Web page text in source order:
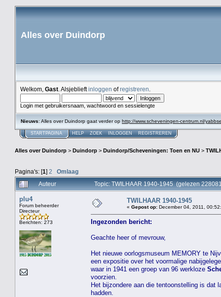
Alles over Duindorp
Welkom, Gast . Alsjeblieftinloggen ofregistreren
Login met gebruikersnaam, wachtwoord en sessielengte
Nieuws: Alles over Duindorp gaat verder op http://www.scheveningen-centrum.nl/
STARTPAGINA HELP ZOEK INLOGGEN REGISTREREN
Alles over Duindorp > Duindorp > Duindorp/Scheveningen: Toen en NU >
Pagina's: [1] 2
Omlaag
Auteur
Topic: TWILHAAR 1940-1945 (gelezen
plu4
Forum beheerder
Directeur
Berichten: 273
TWILHAAR 1940-1945
« Gepost op: December 04, 2011,
Ingezonden bericht:
Geachte heer of mevrouw,
Het nieuwe oorlogsmuseum MEMORY te
een expositie over het voormalige
waar in 1941 een groep van 96 werkloze
voorzien.
Het bijzondere aan die tentoonstelling is dat
hadden.